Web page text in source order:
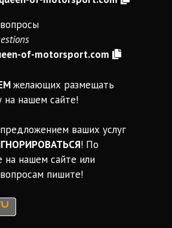
of-motorsport.com
желающих размещать
на нашем сайте!
ваших услуг
! По
на нашем сайте или
пишите!